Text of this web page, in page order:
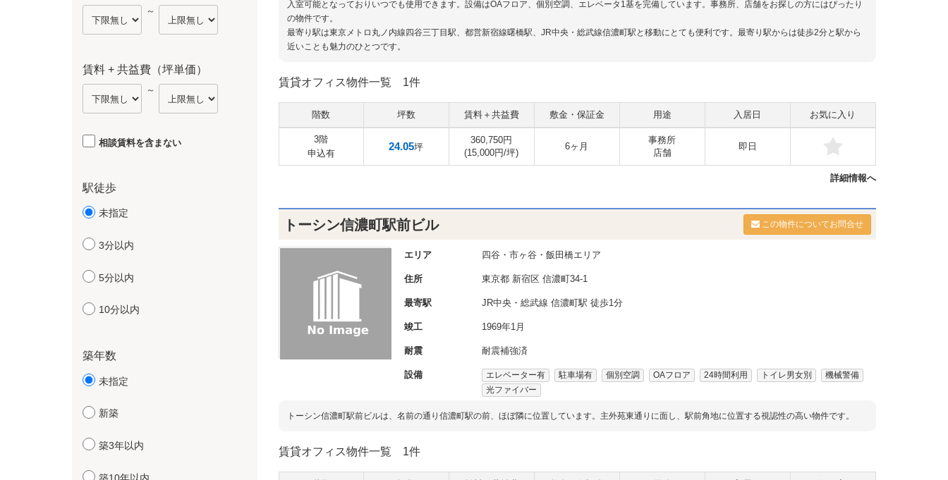
入室可能となっておりいつでも使用できます。設備はOAフロア、個別空調、エレベータ1基を完備しています。事務所、店舗をお探しの方にはぴったり
の物件です。
最寄り駅は東京メトロ丸ノ内線四谷三丁目駅、都営新宿線曙橋駅、JR中央・総武線信濃町駅と移動にとても便利です。最寄り駅からは徒歩2分と駅から
近いことも魅力のひとつです。
賃貸オフィス物件一覧 1件
階数 坪数 賃料＋共益費 敷金・保証金 用途 入居日 お気に入り
3階
申込有
24.05坪
360,750円
(15,000円/坪)
6ヶ月
事務所
店舗
即日
詳細情報へ
トーシン信濃町駅前ビル この物件についてお問合せ
エリア 四谷・市ヶ谷・飯田橋エリア
住所 東京都 新宿区信濃町34-1
最寄駅 JR中央・総武線 信濃町駅 徒歩1分
竣工 1969年1月
耐震 耐震補強済
設備 エレベーター有 駐車場有 個別空調 OAフロア 24時間利用 トイレ男女別
機械警備
光ファイバー
トーシン信濃町駅前ビルは、名前の通り信濃町駅の前、ほぼ隣に位置しています。主外苑東通りに面し、駅前角地に位置する視認性の高い物件です。
賃貸オフィス物件一覧 1件
～
賃料 + 共益費（坪単価）
～
相談賃料を含まない
駅徒歩
未指定
3分以内
5分以内
10分以内
築年数
未指定
新築
築3年以内
築10年以内